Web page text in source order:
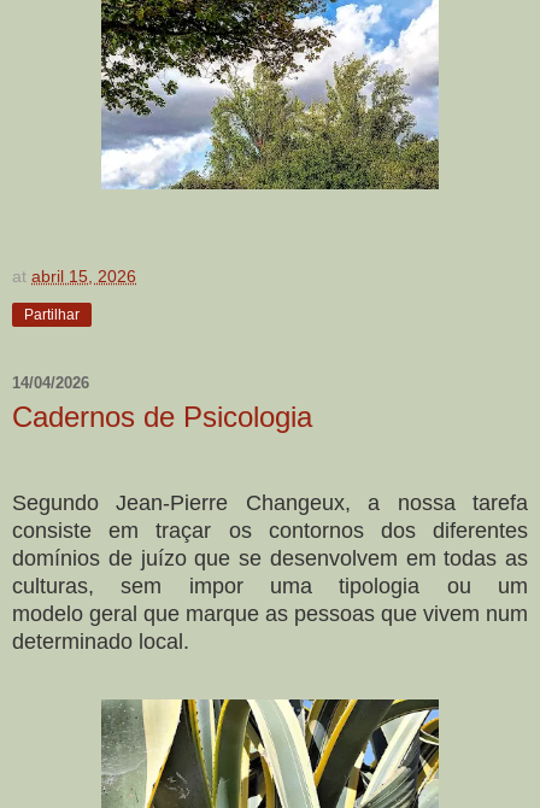
at abril 15, 2026
Partilhar
14/04/2026
Cadernos de Psicologia
Segundo Jean-Pierre Changeux, a nossa tarefa
consiste emtraçar os contornos dos diferentes
domínios de juízo que se desenvolvem em todas as
culturas, sem impor uma tipologia ou um
modelo geral que marque as pessoas que vivem num
determinado local.